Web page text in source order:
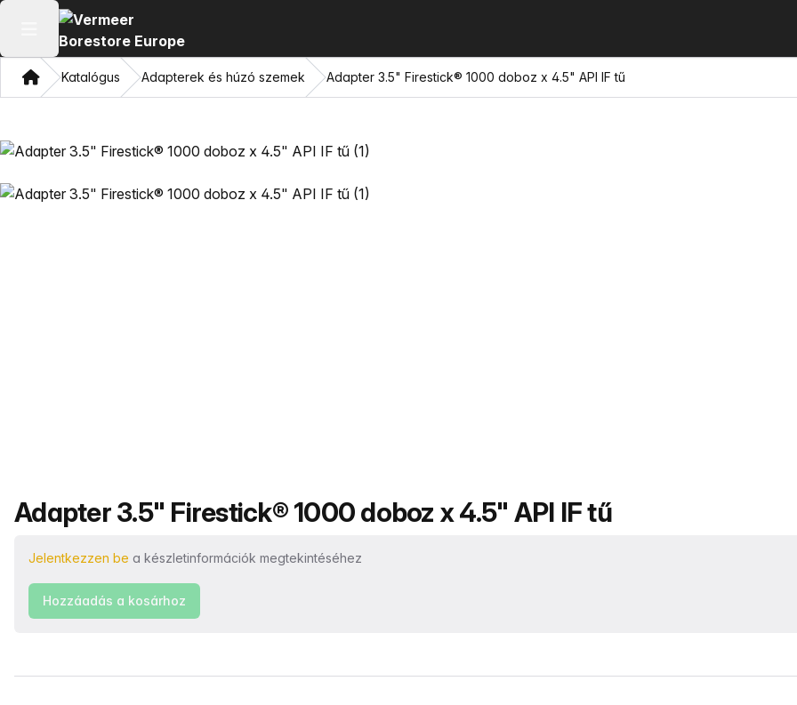
Főmenü megnyitása
OtthonKatalógus Adapterek és húzó szemek Adapter 3.5" Firestick® 1000 doboz x 4.5" API IF tű
Termék neve
Adapter 3.5" Firestick® 1000 doboz x 4.5" API IF tű
Jelentkezzen be a készletinformációk megtekintéséhez
Hozzáadás a kosárhoz